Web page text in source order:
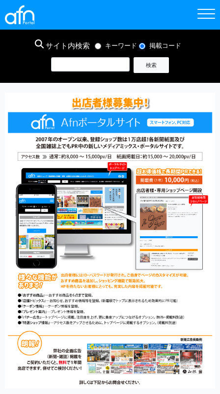
サイト内検索 キーワード 掲載コード